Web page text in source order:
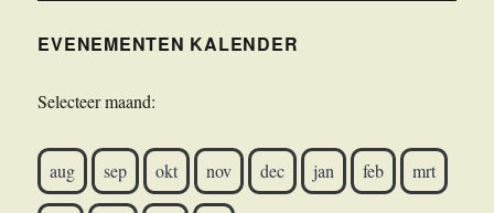
EVENEMENTEN KALENDER
Selecteer maand:
aug sep okt nov dec jan feb mrt